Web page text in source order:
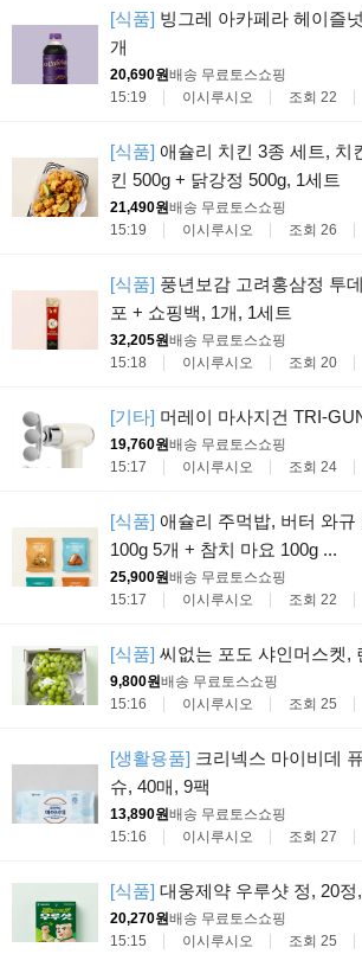
[식품] 빙그레 아카페라 헤이즐
개
20,690원배송 무료 토스쇼핑
15:19
이시루시오 조회 22
[식품] 애슐리 치킨 3종 세트, 치
킨 500g + 닭강정 500g, 1세트
21,490원배송 무료 토스쇼핑
15:19
이시루시오 조회 26
[식품] 풍년보감 고려홍삼정 투
포 + 쇼핑백, 1개, 1세트
32,205원배송 무료 토스쇼핑
15:18
이시루시오 조회 20
[기타] 머레이 마사지건 TRI-
19,760원배송 무료 토스쇼핑
15:17
이시루시오 조회 24
[식품] 애슐리 주먹밥, 버터 와규
100g 5개 + 참치 마요 100g ...
25,900원배송 무료 토스쇼핑
15:17
이시루시오 조회 22
[식품] 씨없는 포도 샤인머스켓,
9,800원배송 무료 토스쇼핑
15:16
이시루시오 조회 25
[생활용품] 크리넥스 마이비데
슈, 40매, 9팩
13,890원배송 무료 토스쇼핑
15:16
이시루시오 조회 27
[식품] 대웅제약 우루샷 정, 20정
20,270원배송 무료 토스쇼핑
15:15
이시루시오 조회 25